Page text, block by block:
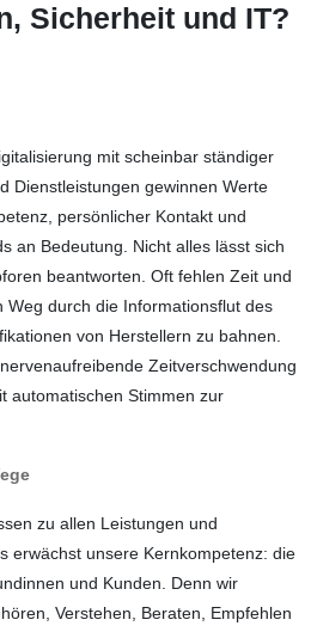
Sicherheit und IT?
mit scheinbar ständiger
Dienstleistungen gewinnen Werte
persönlicher Kontakt und
an Bedeutung. Nicht alles lässt sich
beantworten. Oft fehlen Zeit und
Weg durch die Informationsflut des
von Herstellern zu bahnen.
Zeitver­schwendung
automatischen Stimmen zur
zu allen Leistungen und
erwächst unsere Kernkompetenz: die
und Kunden. Denn wir
Verstehen, Beraten, Empfehlen